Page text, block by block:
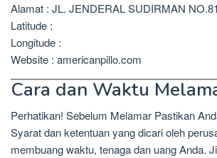
Alamat : JL. JENDERAL SUDIRMAN NO.81
Latitude :
Longitude :
Website : americanpillo.com
Cara dan Waktu
Perhatikan! Sebelum Melamar Pastikan
Syarat dan ketentuan yang dicari oleh
membuang waktu, tenaga dan uang Anda.